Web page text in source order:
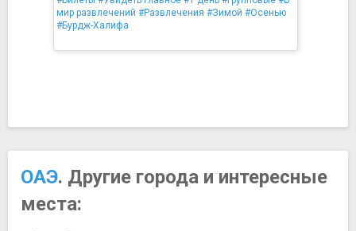
мир развлечений #Развлечения #Зимой #Осенью
#Бурдж-Халифа
ОАЭ. Другие города и интересные
места: